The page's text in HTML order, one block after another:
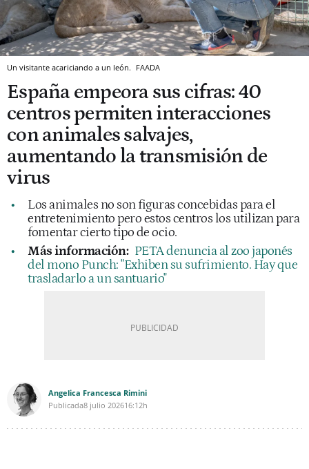
Un visitante acariciando a un león. FAADA
España empeora sus cifras: 40
centros permiten interacciones
con animales salvajes,
aumentando la transmisión de
virus
Los animales no son figuras concebidas para el
entretenimiento pero estos centros los utilizan para
fomentar cierto tipo de ocio.
Más información: PETA denuncia al zoo japonés
del mono Punch: "Exhiben su sufrimiento. Hay que
trasladarlo a un santuario"
Angelica Francesca Rimini
Publicada8 julio 202616:12h